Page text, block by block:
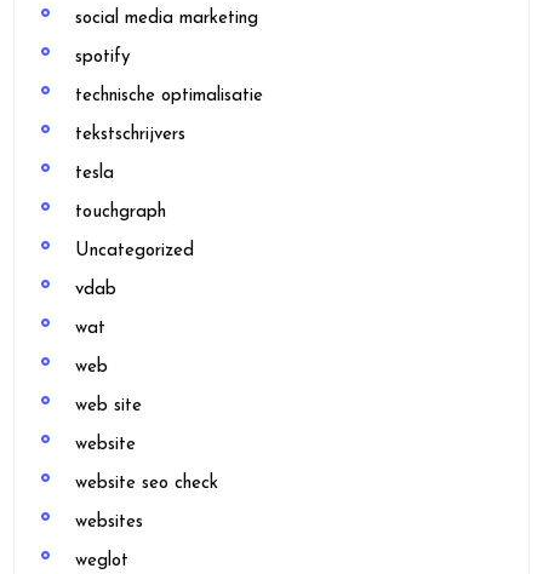
social media marketing
spotify
technische optimalisatie
tekstschrijvers
tesla
touchgraph
Uncategorized
vdab
wat
web
web site
website
website seo check
websites
weglot